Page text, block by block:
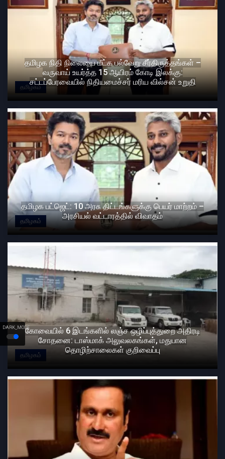
DARK_MODE
தமிழகம்
தமிழக நிதி நிலையை மீட்க பல்வேறு சீர்திருத்தங்கள் –
வருவாய் உயர்த்த 15 ஆயிரம் கோடி இலக்கு:
சட்டப்பேரவையில் நிதியமைச்சர் மரிய வில்சன் உறுதி
தமிழகம்
தமிழக பட்ஜெட்: 10 அரசு திட்டங்களுக்கு பெயர் மாற்றம் –
அரசியல் வட்டாரத்தில் விவாதம்
தமிழகம்
கோவையில் 6 இடங்களில் லஞ்ச ஒழிப்புத்துறை அதிரடி
சோதனை: டாஸ்மாக் அலுவலகங்கள், மதுபான
தொழிற்சாலைகள் குறிவைப்பு